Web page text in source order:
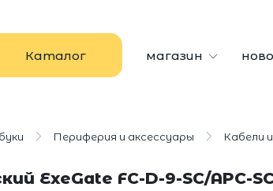
Каталог магазин
Периферия и аксессуары Кабели
ExeGate FC-D-9-SC/APC-